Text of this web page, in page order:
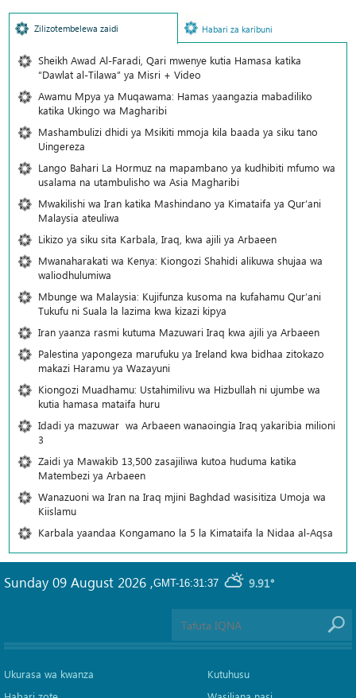
Zilizotembelewa zaidi Habari za karibuni
Sheikh Awad Al-Faradi, Qari mwenye kutia Hamasa katika
“Dawlat al-Tilawa” ya Misri + Video
Awamu Mpya ya Muqawama: Hamas yaangazia mabadiliko
katika Ukingo wa Magharibi
Mashambulizi dhidi ya Msikiti mmoja kila baada ya siku tano
Uingereza
Lango Bahari La Hormuz na mapambano ya kudhibiti mfumo wa
usalama na utambulisho wa Asia Magharibi
Mwakilishi wa Iran katika Mashindano ya Kimataifa ya Qur’ani
Malaysia ateuliwa
Likizo ya siku sita Karbala, Iraq, kwa ajili ya Arbaeen
Mwanaharakati wa Kenya: Kiongozi Shahidi alikuwa shujaa wa
waliodhulumiwa
Mbunge wa Malaysia: Kujifunza kusoma na kufahamu Qur’ani
Tukufu ni Suala la lazima kwa kizazi kipya
Iran yaanza rasmi kutuma Mazuwari Iraq kwa ajili ya Arbaeen
Palestina yapongeza marufuku ya Ireland kwa bidhaa zitokazo
makazi Haramu ya Wazayuni
Kiongozi Muadhamu: Ustahimilivu wa Hizbullah ni ujumbe wa
kutia hamasa mataifa huru
Idadi ya mazuwar wa Arbaeen wanaoingia Iraq yakaribia milioni
3
Zaidi ya Mawakib 13,500 zasajiliwa kutoa huduma katika
Matembezi ya Arbaeen
Wanazuoni wa Iran na Iraq mjini Baghdad wasisitiza Umoja wa
Kiislamu
Karbala yaandaa Kongamano la 5 la Kimataifa la Nidaa al-Aqsa
GMT-16:31:37 9.91°
Sunday 09 August 2026 ,
Ukurasa wa kwanza
Kutuhusu